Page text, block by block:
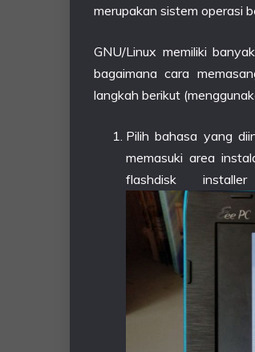
merupakan sistem operasi
GNU/Linux memiliki
bagaimana cara
langkah berikut
Pilih bahasa yang
memasuki area
flashdisk